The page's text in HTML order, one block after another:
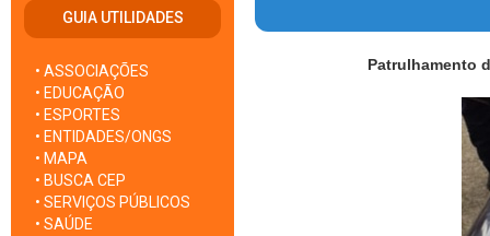
GUIA UTILIDADES
• ASSOCIAÇÕES
• EDUCAÇÃO
• ESPORTES
• ENTIDADES/ONGS
• MAPA
• BUSCA CEP
• SERVIÇOS PÚBLICOS
• SAÚDE
Patrulhamento